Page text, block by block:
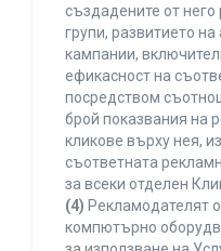
създадените от
групи, развитието
кампании,
ефикасност на
посредством
брой показвания на
кликове върху нея,
съответната
за всеки отделен
(4) Рекламодателят
компютърно